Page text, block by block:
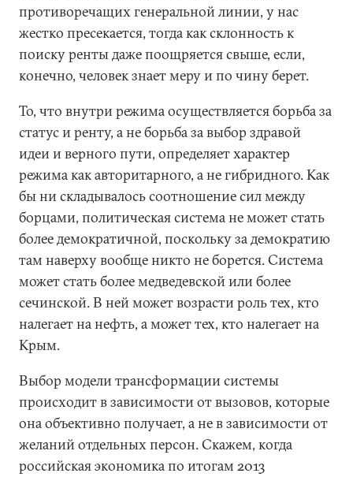
противоречащих генеральной линии, у нас
жестко пресекается, тогда как склонность к
поиску ренты даже поощряется свыше, если,
конечно, человек знает меру и по чину берет.
То, что внутри режима осуществляется борьба за
статус и ренту, а не борьба за выбор здравой
идеи и верного пути, определяет характер
режима как авторитарного, а не гибридного. Как
бы ни складывалось соотношение сил между
борцами, политическая система не может стать
более демократичной, поскольку за демократию
там наверху вообще никто не борется. Система
может стать более медведевской или более
сечинской. В ней может возрасти роль тех, кто
налегает на нефть, а может тех, кто налегает на
Крым.
Выбор модели трансформации системы
происходит в зависимости от вызовов, которые
она объективно получает, а не в зависимости от
желаний отдельных персон. Скажем, когда
российская экономика по итогам 2013